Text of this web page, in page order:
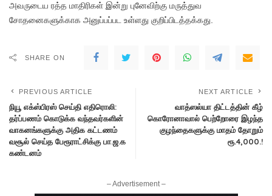
அவருடைய ரத்த மாதிரிகள் இன்று புனேவிற்கு மருத்துவ
சோதனைகளுக்காக அனுப்பப்பட உள்ளது குறிப்பிடத்தக்கது.
SHARE ON
PREVIOUS ARTICLE
நியூ எக்ஸ்பிரஸ் செய்தி எதிரொலி:
தர்ப்பணம் கொடுக்க வந்தவர்களின்
வாகனங்களுக்கு அதிக கட்டணம்
வசூல் செய்த பேரூராட்சிக்கு பா.ஜ.க
கண்டனம்
NEXT ARTICLE
வாத்ஸல்யா திட்டத்தின் கீழ்
கொரோனாவால் பெற்றோரை இழந்த
குழந்தைகளுக்கு மாதம் தோறும்
ரூ.4,000.!
– Advertisement –